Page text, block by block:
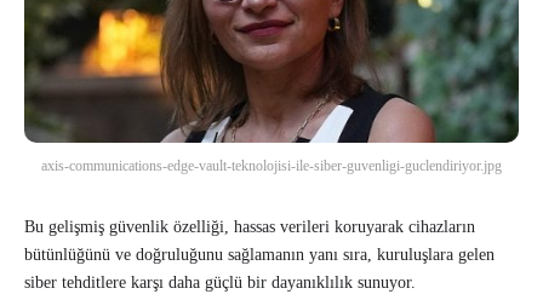
axis-communications-edge-vault-teknolojisi-ile-siber-guvenligi-guclendiriyor.jpg
Bu gelişmiş güvenlik özelliği, hassas verileri koruyarak cihazların
bütünlüğünü ve doğruluğunu sağlamanın yanı sıra, kuruluşlara gelen
siber tehditlere karşı daha güçlü bir dayanıklılık sunuyor.